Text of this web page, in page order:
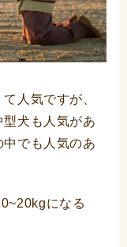
人気ですが、
犬も人気があ
でも人気のあ
になる